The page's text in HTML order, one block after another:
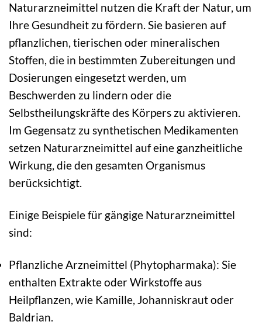
Naturarzneimittel nutzen die Kraft der Natur, um
Ihre Gesundheit zu fördern. Sie basieren auf
pflanzlichen, tierischen oder mineralischen
Stoffen, die in bestimmten Zubereitungen und
Dosierungen eingesetzt werden, um
Beschwerden zu lindern oder die
Selbstheilungskräfte des Körpers zu aktivieren.
Im Gegensatz zu synthetischen Medikamenten
setzen Naturarzneimittel auf eine ganzheitliche
Wirkung, die den gesamten Organismus
berücksichtigt.
Einige Beispiele für gängige Naturarzneimittel
sind:
Pflanzliche Arzneimittel (Phytopharmaka): Sie
enthalten Extrakte oder Wirkstoffe aus
Heilpflanzen, wie Kamille, Johanniskraut oder
Baldrian.